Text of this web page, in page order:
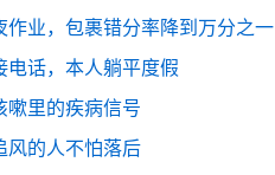
作业，包裹错分率降到万分之一
话，本人躺平度假
嗽里的疾病信号
风的人不怕落后